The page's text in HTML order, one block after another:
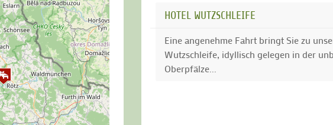
HOTEL WUTZSCHLEIFE
Eine angenehme Fahrt bringt Sie zu
Wutzschleife, idyllisch gelegen in der
Oberpfälze...